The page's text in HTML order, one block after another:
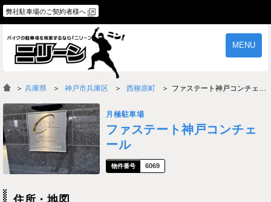
弊社駐車場のご契約者様へ
MENU
物件一覧 ご契約の流れ
よくあるご質問
＞ 兵庫県 神戸市兵庫区 西柳原町 ファステート神戸コンチェール
月極駐車場
ファステート神戸コンチェ
ール
6069